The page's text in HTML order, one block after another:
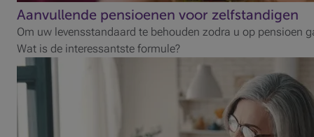
Aanvullende pensioenen voor zelfstandigen
Om uw levensstandaard te behouden zodra u op pensioen
Wat is de interessantste formule?